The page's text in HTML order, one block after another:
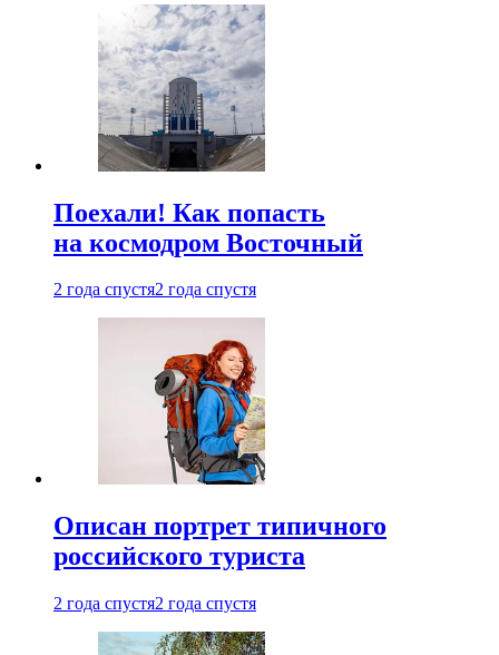
Поехали! Как попасть
на космодром Восточный
2 года спустя2 года спустя
Описан портрет типичного
российского туриста
2 года спустя2 года спустя